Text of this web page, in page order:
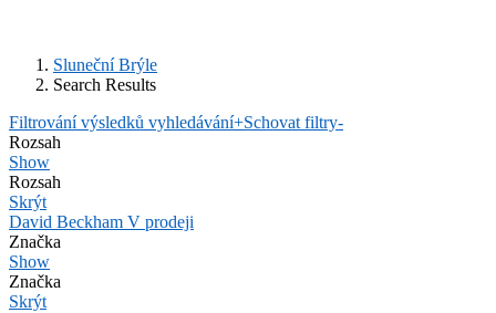
Sluneční Brýle
Search Results
Filtrování výsledků vyhledávání+Schovat filtry-
Rozsah
Show
Rozsah
Skrýt
David Beckham V prodeji
Značka
Show
Značka
Skrýt